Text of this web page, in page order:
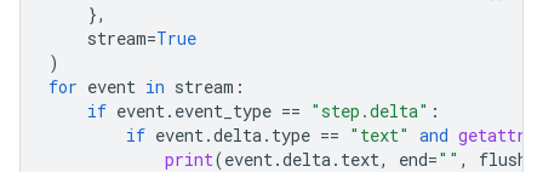
},
stream=True
)
for event in stream :
if event. event_type == "step.delta" :
if event.delta. type == "text" and getattr
print(event.delta. text, end="" , flush